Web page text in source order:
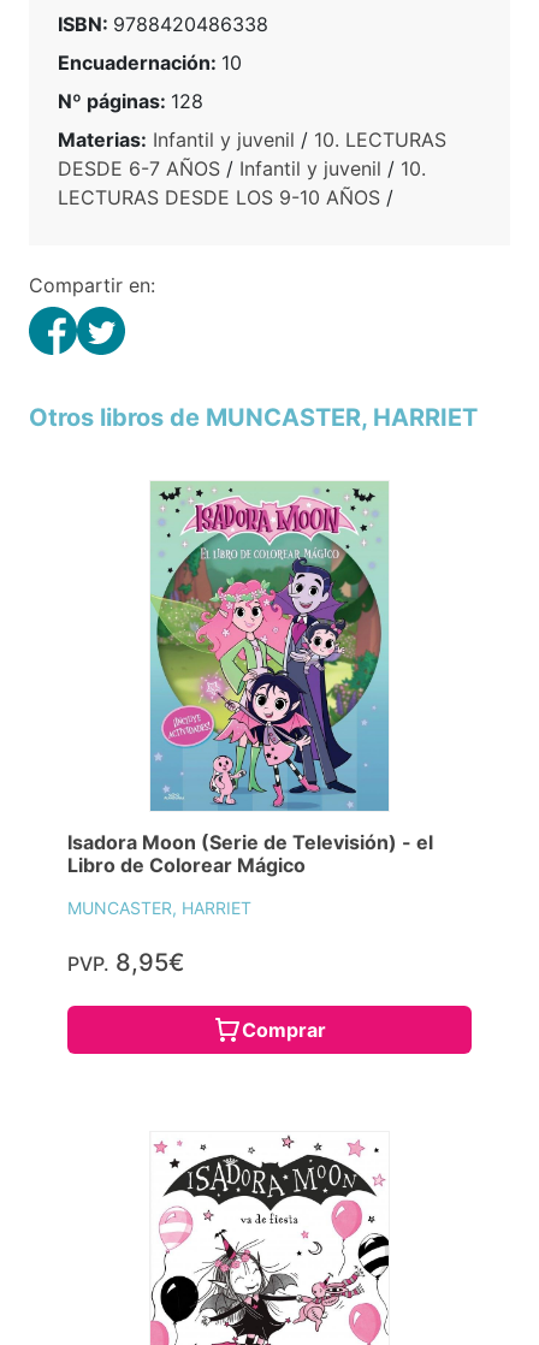
ISBN: 9788420486338
Encuadernación: 10
Nº páginas: 128
Materias: Infantil y juvenil / 10. LECTURAS
DESDE 6-7 AÑOS / Infantil y juvenil / 10.
LECTURAS DESDE LOS 9-10 AÑOS /
Compartir en:
Otros libros de MUNCASTER, HARRIET
Isadora Moon (Serie de Televisión) - el
Libro de Colorear Mágico
MUNCASTER, HARRIET
PVP. 8,95€
Comprar